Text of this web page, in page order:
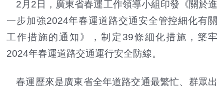
2月2日，廣東省春運工作領導小組印發《關於進
一步加強2024年春運道路交通安全管控細化有關
工作措施的通知》，制定39條細化措施，築牢
2024年春運道路交通運行安全防線。
春運歷來是廣東省全年道路交通最繁忙、群眾出